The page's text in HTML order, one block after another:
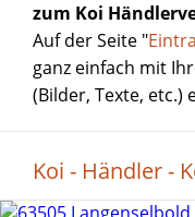
zum Koi
Auf der Seite "
ganz einfach mit
(Bilder, Texte, etc.)
Koi - Händler -